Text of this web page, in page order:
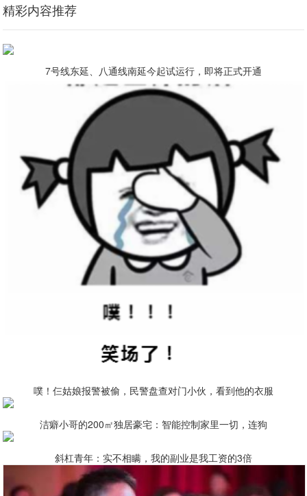
精彩内容推荐
7号线东延、八通线南延今起试运行，即将正式开通
噗！仨姑娘报警被偷，民警盘查对门小伙，看到他的衣服
洁癖小哥的200㎡独居豪宅：智能控制家里一切，连狗
斜杠青年：实不相瞒，我的副业是我工资的3倍